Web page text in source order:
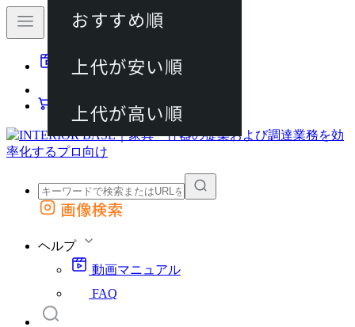
動画マニュアル
カート
外部サイトの商品をカートに追加
画像検索
ヘルプ
動画マニュアル
FAQ
おすすめ順
上代が安い順
上代が高い順